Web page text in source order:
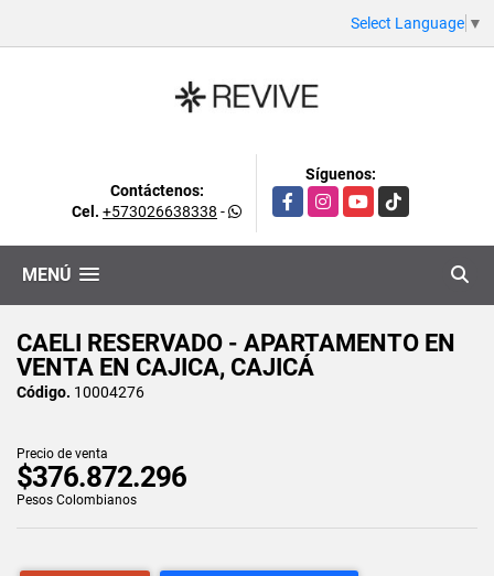
Select Language ▼
Contáctenos:
Cel. +573026638338 -
Síguenos:
FacebookInstagramYouTubeTikTok
MENÚ
CAELI RESERVADO - APARTAMENTO EN
VENTA EN CAJICA, CAJICÁ
Código. 10004276
Precio de venta
$376.872.296
Pesos Colombianos